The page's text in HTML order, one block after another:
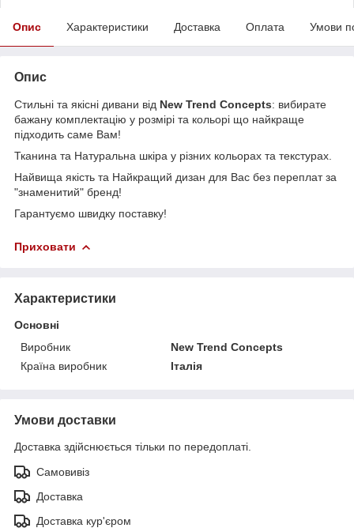
Опис Характеристики Доставка Оплата Умови
Опис
Стильні та якісні дивани від New Trend Concepts: вибирате
бажану комплектацію у розмірі та кольорі що найкраще
підходить саме Вам!
Тканина та Натуральна шкіра у різних кольорах та текстурах.
Найвища якість та Найкращий дизан для Вас без переплат за
"знаменитий" бренд!
Гарантуємо швидку поставку!
Приховати
Характеристики
Основні
Виробник
New Trend Concepts
Країна виробник
Італія
Умови доставки
Доставка здійснюється тільки по передоплаті.
Самовивіз
Доставка
Доставка кур'єром